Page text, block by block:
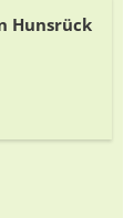
Hunsrück